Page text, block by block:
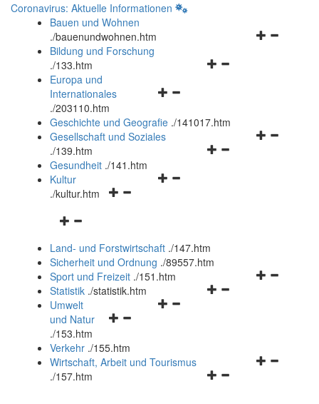
Coronavirus: Aktuelle Informationen
Bauen und Wohnen
./bauenundwohnen.htm
Navigationsmenü
Bildung und Forschung
./133.htm
Navigationsmenü
und
schließen
Europa und
Internationales
./203110.htm
Geschichte und Geografie ./141017.htm
Navigationsmenü
Gesellschaft und Soziales
./139.htm
Navigationsmenü
Gesundheit ./141.htm
Navigationsmenü
Kultur
./kultur.htm
Navigationsmenü
und
schließen
Land- und Forstwirtschaft ./147.htm
Sicherheit und Ordnung ./89557.htm
Navigationsmenü
Sport und Freizeit ./151.htm
Navigationsmenü
Statistik ./statistik.htm
Navigationsmenü
und
schließen
Umwelt
und Natur
./153.htm
Verkehr ./155.htm
Navigationsmenü
Wirtschaft, Arbeit und Tourismus
./157.htm